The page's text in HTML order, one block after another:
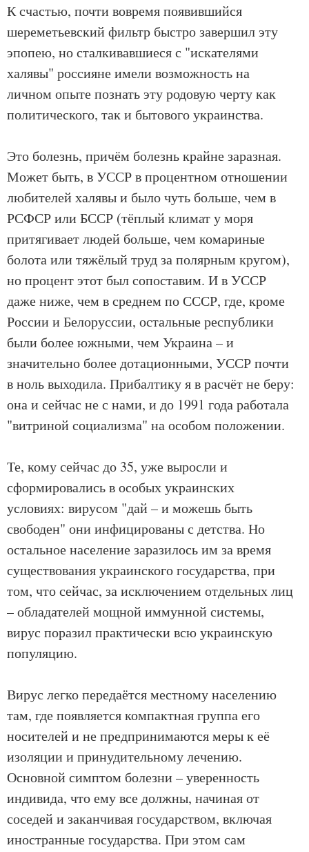
К счастью, почти вовремя появившийся
шереметьевский фильтр быстро завершил эту
эпопею, но сталкивавшиеся с "искателями
халявы" россияне имели возможность на
личном опыте познать эту родовую черту как
политического, так и бытового украинства.
Это болезнь, причём болезнь крайне заразная.
Может быть, в УССР в процентном отношении
любителей халявы и было чуть больше, чем в
РСФСР или БССР (тёплый климат у моря
притягивает людей больше, чем комариные
болота или тяжёлый труд за полярным кругом),
но процент этот был сопоставим. И в УССР
даже ниже, чем в среднем по СССР, где, кроме
России и Белоруссии, остальные республики
были более южными, чем Украина – и
значительно более дотационными, УССР почти
в ноль выходила. Прибалтику я в расчёт не беру:
она и сейчас не с нами, и до 1991 года работала
"витриной социализма" на особом положении.
Те, кому сейчас до 35, уже выросли и
сформировались в особых украинских
условиях: вирусом "дай – и можешь быть
свободен" они инфицированы с детства. Но
остальное население заразилось им за время
существования украинского государства, при
том, что сейчас, за исключением отдельных лиц
– обладателей мощной иммунной системы,
вирус поразил практически всю украинскую
популяцию.
Вирус легко передаётся местному населению
там, где появляется компактная группа его
носителей и не предпринимаются меры к её
изоляции и принудительному лечению.
Основной симптом болезни – уверенность
индивида, что ему все должны, начиная от
соседей и заканчивая государством, включая
иностранные государства. При этом сам